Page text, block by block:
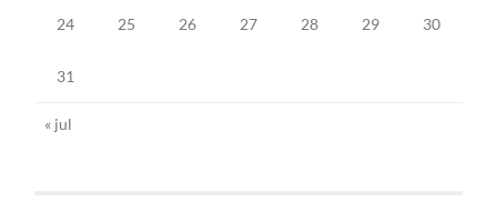
24 25 26 27 28 29 30
31
« jul